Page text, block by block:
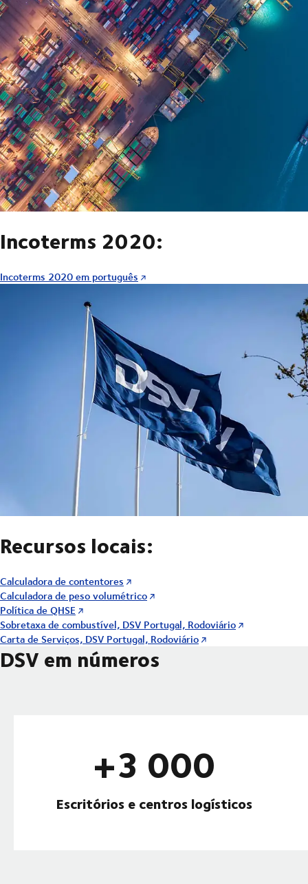
Incoterms 2020:
Incoterms 2020 em português
Recursos locais:
Calculadora de contentores
Calculadora de peso volumétrico
Política de QHSE
Sobretaxa de combustível, DSV Portugal, Rodoviário
Carta de Serviços, DSV Portugal, Rodoviário
DSV em números
+3 000
Escritórios e centros logísticos